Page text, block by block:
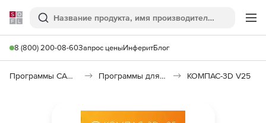
Softline
Поиск
8 (800) 200-08-60Запрос ценыИнферитБлог
Программы САПР и ГИС Программы для машиностроения КОМПАС-3D V25